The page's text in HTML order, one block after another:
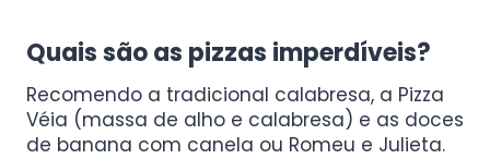
Quais são as pizzas imperdíveis?
Recomendo a tradicional calabresa, a Pizza
Véia (massa de alho e calabresa) e as doces
de banana com canela ou Romeu e Julieta.